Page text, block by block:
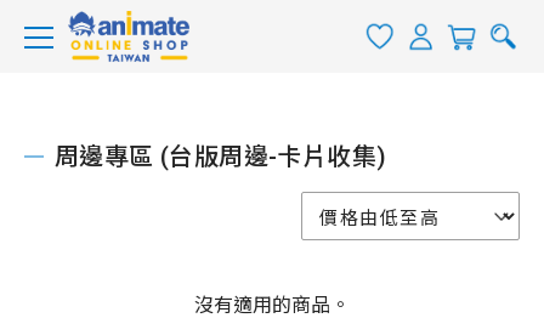
周邊專區 (台版周邊-卡片收集)
沒有適用的商品。